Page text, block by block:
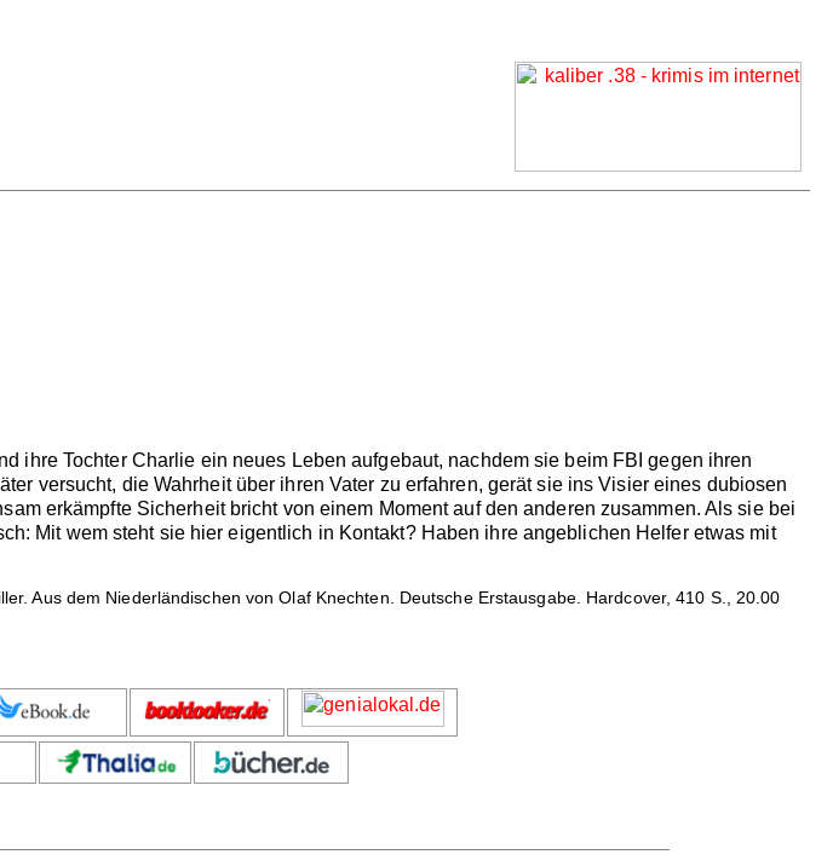
ihre Tochter Charlie ein neues Leben aufgebaut, nachdem sie beim FBI gegen ihren
versucht, die Wahrheit über ihren Vater zu erfahren, gerät sie ins Visier eines dubiosen
erkämpfte Sicherheit bricht von einem Moment auf den anderen zusammen. Als sie bei
Mit wem steht sie hier eigentlich in Kontakt? Haben ihre angeblichen Helfer etwas mit
Aus dem Niederländischen von Olaf Knechten. Deutsche Erstausgabe. Hardcover, 410 S., 20.00